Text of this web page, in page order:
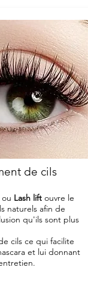
de cils
ou Lash lift ouvre le
naturels afin de
qu'ils sont plus
cils ce qui facilite
et lui donnant